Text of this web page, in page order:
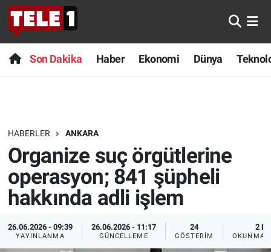
Son Dakika Haber Ekonomi Dünya
HABERLER ANKARA
Organize suç örgütlerine
operasyon; 841 şüpheli
hakkında adli işlem
26.06.2026 - 09:39
YAYINLANMA
26.06.2026 - 11:17
GÜNCELLEME
24
GÖSTERIM
2 DK
OKUNMA
Anında Manşet
Başka Sohbetler
Bilim turu
Bilim ve Teknoloji Evreni
Doğa Konuşuyor
Dünya
Son Dakika
Haber
Dünya
Teknoloji
Sağlık
Spor
Nöbetçi Eczaneler
Hava Durumu
Trafik Durumu
Süper Lig Puan Durumu ve Fikstür
Tüm Manşetler
Son Dakika Haberleri